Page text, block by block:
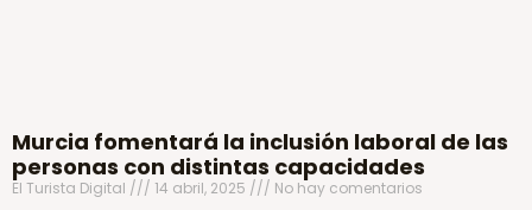
Murcia fomentará la inclusión laboral de las
personas con distintas capacidades
El Turista Digital 14 abril, 2025 No hay comentarios